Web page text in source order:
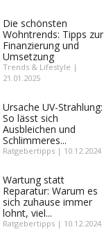
Die schönsten
Wohntrends: Tipps zur
Finanzierung und
Umsetzung
Trends & Lifestyle |
21.01.2025
Ursache UV-Strahlung:
So lässt sich
Ausbleichen und
Schlimmeres...
Ratgebertipps | 10.12.2024
Wartung statt
Reparatur: Warum es
sich zuhause immer
lohnt, viel...
Ratgebertipps | 10.12.2024